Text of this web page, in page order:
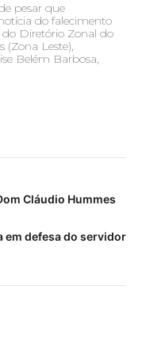
pesar que
do falecimento
Diretório Zonal do
(Zona Leste),
Belém Barbosa,
Cláudio Hummes
em defesa do servidor